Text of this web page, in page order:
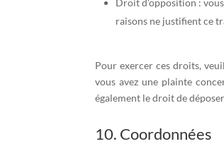
Droit d’opposition :
raisons ne justifient ce
Pour exercer ces droits,
vous avez une plainte
également le droit de
10. Coordonnées